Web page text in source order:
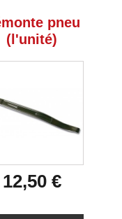
pneu
(l'unité)
12,50 €